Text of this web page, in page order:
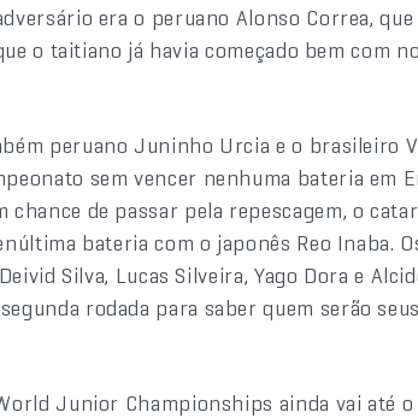
era o peruano Alonso Correa,
o taitiano já havia começado bem com
peruano Juninho Urcia e o brasileiro
sem vencer nenhuma bateria em
de passar pela repescagem, o
bateria com o japonês Reo Inaba.
Silva, Lucas Silveira, Yago Dora e
rodada para saber quem serão
Junior Championships ainda vai até